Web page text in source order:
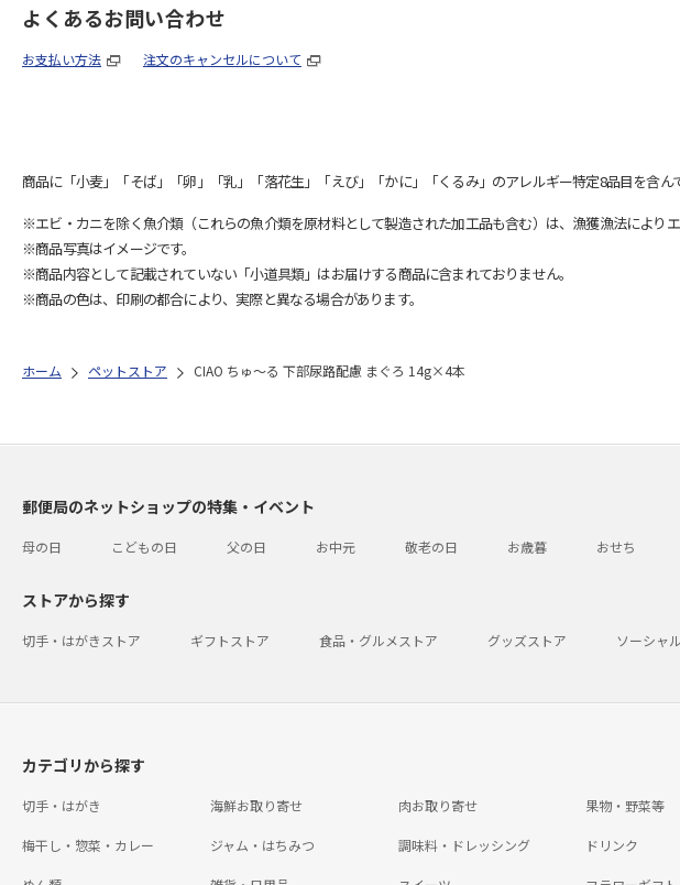
よくあるお問い合わせ
お支払い方法 注文のキャンセルについて
商品に「小麦」「そば」「卵」「乳」「落花生」「えび」「かに」「くるみ」のアレルギー特定8品目を含ん
※エビ・カニを除く魚介類（これらの魚介類を原材料として製造された加工品も含む）は、漁獲漁法により
※商品写真はイメージです。
※商品内容として記載されていない「小道具類」はお届けする商品に含まれておりません。
※商品の色は、印刷の都合により、実際と異なる場合があります。
ホーム ペットストア CIAO ちゅ～る 下部尿路配慮 まぐろ 14g×4本
郵便局のネットショップの特集・イベント
母の日 こどもの日 父の日 お中元 敬老の日 お歳暮 おせち
ストアから探す
切手・はがきストア ギフトストア 食品・グルメストア グッズストア ソーシャ
カテゴリから探す
切手・はがき 海鮮お取り寄せ 肉お取り寄せ 果物・野菜等
梅干し・惣菜・カレー ジャム・はちみつ 調味料・ドレッシング ドリンク